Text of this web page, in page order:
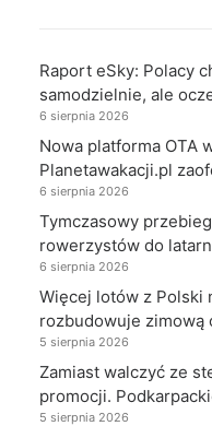
Raport eSky: Polacy
samodzielnie, ale
6 sierpnia 2026
Nowa platforma OTA
Planetawakacji.pl
6 sierpnia 2026
Tymczasowy
rowerzystów do
6 sierpnia 2026
Więcej lotów z Polski
rozbudowuje zimową
5 sierpnia 2026
Zamiast walczyć ze
promocji.
5 sierpnia 2026